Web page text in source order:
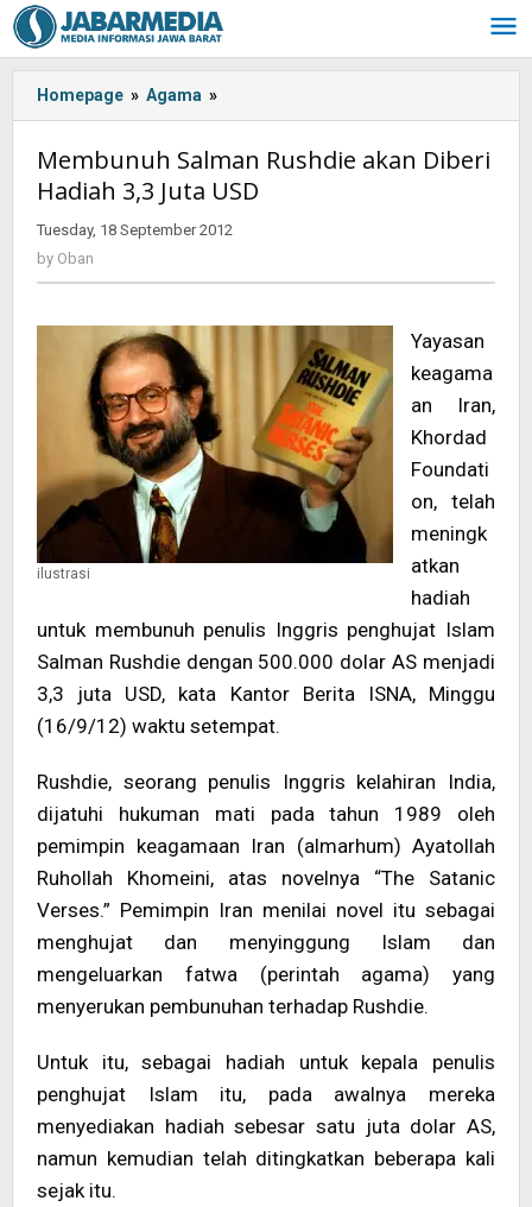
Skip
to
content
Homepage » Agama »
-:IN-
>Membunuh
Salman
-
>
Membunuh Salman Rushdie akan Diberi
Hadiah 3,3 Juta USD
Tuesday, 18 September 2012
by Oban
ilustrasi
Yayasan
keagama
an Iran,
Khordad
Foundati
on, telah
meningk
atkan
hadiah
untuk membunuh penulis Inggris penghujat Islam
Salman Rushdie dengan 500.000 dolar AS menjadi
3,3 juta USD, kata Kantor Berita ISNA, Minggu
(16/9/12) waktu setempat.
Rushdie, seorang penulis Inggris kelahiran India,
dijatuhi hukuman mati pada tahun 1989 oleh
pemimpin keagamaan Iran (almarhum) Ayatollah
Ruhollah Khomeini, atas novelnya “The Satanic
Verses.” Pemimpin Iran menilai novel itu sebagai
menghujat dan menyinggung Islam dan
mengeluarkan fatwa (perintah agama) yang
menyerukan pembunuhan terhadap Rushdie.
Untuk itu, sebagai hadiah untuk kepala penulis
penghujat Islam itu, pada awalnya mereka
menyediakan hadiah sebesar satu juta dolar AS,
namun kemudian telah ditingkatkan beberapa kali
sejak itu.